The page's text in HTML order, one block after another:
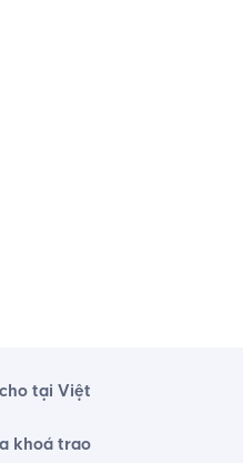
tại Việt
khoá trao